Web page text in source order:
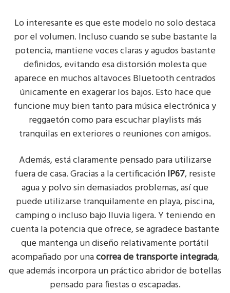
Lo interesante es que este modelo no solo destaca
por el volumen. Incluso cuando se sube bastante la
potencia, mantiene voces claras y agudos bastante
definidos, evitando esa distorsión molesta que
aparece en muchos altavoces Bluetooth centrados
únicamente en exagerar los bajos. Esto hace que
funcione muy bien tanto para música electrónica y
reggaetón como para escuchar playlists más
tranquilas en exteriores o reuniones con amigos.
Además, está claramente pensado para utilizarse
fuera de casa. Gracias a la certificaciónIP67, resiste
agua y polvo sin demasiados problemas, así que
puede utilizarse tranquilamente en playa, piscina,
camping o incluso bajo lluvia ligera. Y teniendo en
cuenta la potencia que ofrece, se agradece bastante
que mantenga un diseño relativamente portátil
acompañado por unacorrea de transporte integrada,
que además incorpora un práctico abridor de botellas
pensado para fiestas o escapadas.